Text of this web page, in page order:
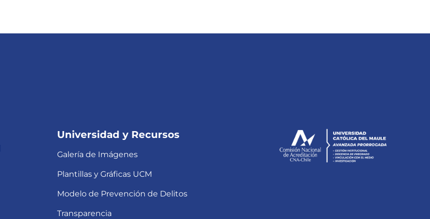
Universidad y Recursos
Galería de Imágenes
Plantillas y Gráficas UCM
Modelo de Prevención de Delitos
Transparencia